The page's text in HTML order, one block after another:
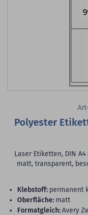
Polyester
Laser Etiketten, DIN
matt, transparent,
Klebstoff: permanent
Oberfläche: matt
Formatgleich:Avery